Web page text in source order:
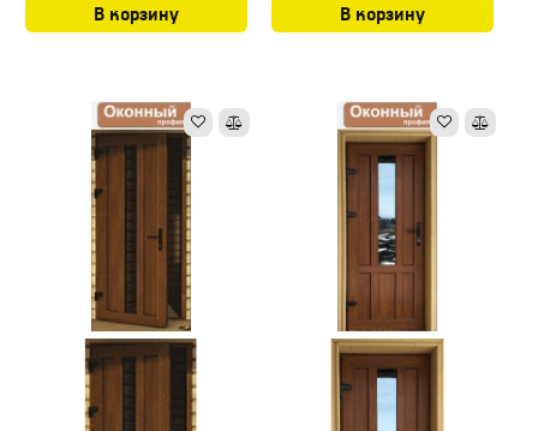
В корзину В корзину